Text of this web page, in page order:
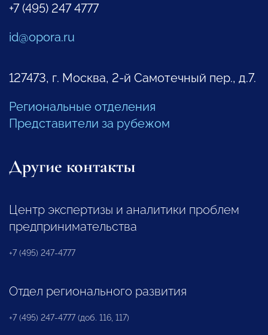
+7 (495) 247 4777
id@opora.ru
127473, г. Москва, 2-й Самотечный пер., д.7.
Региональные отделения
Представители за рубежом
Другие контакты
Центр экспертизы и аналитики проблем
предпринимательства
+7 (495) 247-4777
Отдел регионального развития
+7 (495) 247-4777 (доб. 116, 117)